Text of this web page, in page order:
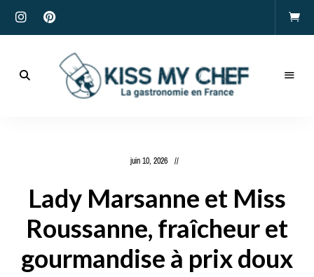
juin 10, 2026
Lady Marsanne et Miss
Roussanne, fraîcheur et
gourmandise à prix doux